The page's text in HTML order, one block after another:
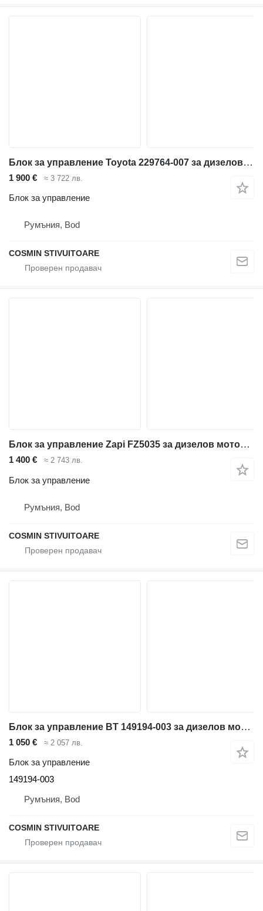
Блок за управление Toyota 229764-007 за дизелов мотокар
1 900 € ≈ 3 722 лв.
Блок за управление
Румъния, Bod
COSMIN STIVUITOARE
Блок за управление Zapi FZ5035 за дизелов мотокар
1 400 € ≈ 2 743 лв.
Блок за управление
Румъния, Bod
COSMIN STIVUITOARE
Блок за управление BT 149194-003 за дизелов мотокар BT
1 050 € ≈ 2 057 лв.
Блок за управление
149194-003
Румъния, Bod
COSMIN STIVUITOARE